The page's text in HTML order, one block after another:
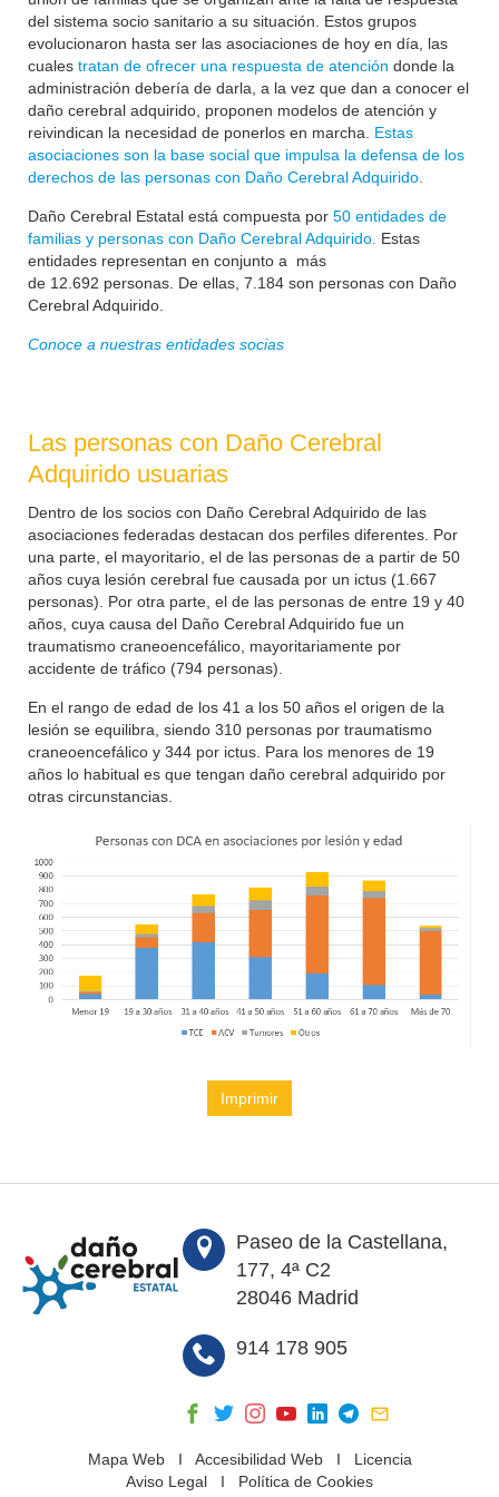
del sistema socio sanitario a su situación. Estos grupos
evolucionaron hasta ser las asociaciones de hoy en día, las
cuales tratan de ofrecer una respuesta de atención donde la
administración debería de darla, a la vez que dan a conocer el
daño cerebral adquirido, proponen modelos de atención y
reivindican la necesidad de ponerlos en marcha. Estas
asociaciones son la base social que impulsa la defensa de los
derechos de las personas con Daño Cerebral Adquirido.
Daño Cerebral Estatal está compuesta por 50 entidades de
familias y personas con Daño Cerebral Adquirido. Estas
entidades representan en conjunto a más
de 12.692 personas. De ellas, 7.184 son personas con Daño
Cerebral Adquirido.
Conoce a nuestras entidades socias
Las personas con Daño Cerebral
Adquirido usuarias
Dentro de los socios con Daño Cerebral Adquirido de las
asociaciones federadas destacan dos perfiles diferentes. Por
una parte, el mayoritario, el de las personas de a partir de 50
años cuya lesión cerebral fue causada por un ictus (1.667
personas). Por otra parte, el de las personas de entre 19 y 40
años, cuya causa del Daño Cerebral Adquirido fue un
traumatismo craneoencefálico, mayoritariamente por
accidente de tráfico (794 personas).
En el rango de edad de los 41 a los 50 años el origen de la
lesión se equilibra, siendo 310 personas por traumatismo
craneoencefálico y 344 por ictus. Para los menores de 19
años lo habitual es que tengan daño cerebral adquirido por
otras circunstancias.
Imprimir
Paseo de la Castellana,
177, 4ª C2
28046 Madrid
914 178 905
Mapa WebI Accesibilidad WebI Licencia
Aviso Legal I Política de Cookies